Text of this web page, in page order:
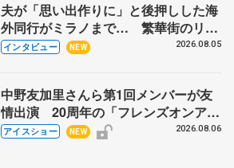
夫が「思い出作りに」と後押しした海
外同行がミラノまで… 繁華街のリン
クでは不良のお兄さんも味方に 小林
インタビュー NEW 2026.08.05
中野友加里さんら第1回メンバーが友
情出演 20周年の「フレンズオンアイ
ス」 宮本賢二さん、有川梨絵さん、
アイスショー NEW 2026.08.06